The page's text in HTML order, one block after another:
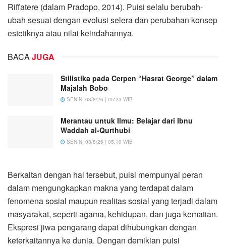
Riffatere (dalam Pradopo, 2014). Puisi selalu berubah-
ubah sesuai dengan evolusi selera dan perubahan konsep
estetiknya atau nilai keindahannya.
BACAJUGA
Stilistika pada Cerpen “Hasrat George” dalam
Majalah Bobo
SENIN, 03/8/26 | 05:23 WIB
Merantau untuk Ilmu: Belajar dari Ibnu
Waddah al-Qurthubi
SENIN, 03/8/26 | 05:10 WIB
Berkaitan dengan hal tersebut, puisi mempunyai peran
dalam mengungkapkan makna yang terdapat dalam
fenomena sosial maupun realitas sosial yang terjadi dalam
masyarakat, seperti agama, kehidupan, dan juga kematian.
Ekspresi jiwa pengarang dapat dihubungkan dengan
keterkaitannya ke dunia. Dengan demikian puisi